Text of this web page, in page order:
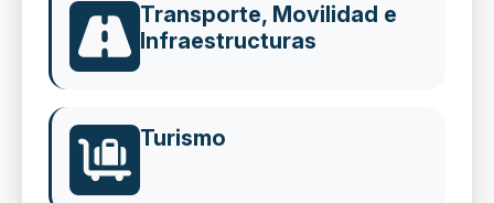
Transporte, Movilidad e
Infraestructuras
Turismo